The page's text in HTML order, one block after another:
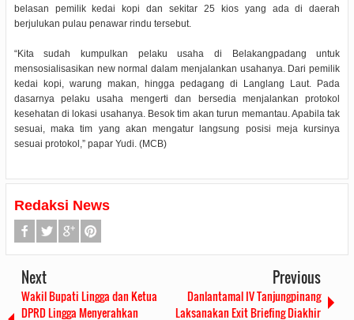
belasan pemilik kedai kopi dan sekitar 25 kios yang ada di daerah
berjulukan pulau penawar rindu tersebut.
“Kita sudah kumpulkan pelaku usaha di Belakangpadang untuk
mensosialisasikan new normal dalam menjalankan usahanya. Dari pemilik
kedai kopi, warung makan, hingga pedagang di Langlang Laut. Pada
dasarnya pelaku usaha mengerti dan bersedia menjalankan protokol
kesehatan di lokasi usahanya. Besok tim akan turun memantau. Apabila tak
sesuai, maka tim yang akan mengatur langsung posisi meja kursinya
sesuai protokol,” papar Yudi. (MCB)
Redaksi News
Next
Wakil Bupati Lingga dan Ketua
DPRD Lingga Menyerahkan
Previous
Danlantamal IV Tanjungpinang
Laksanakan Exit Briefing Diakhir